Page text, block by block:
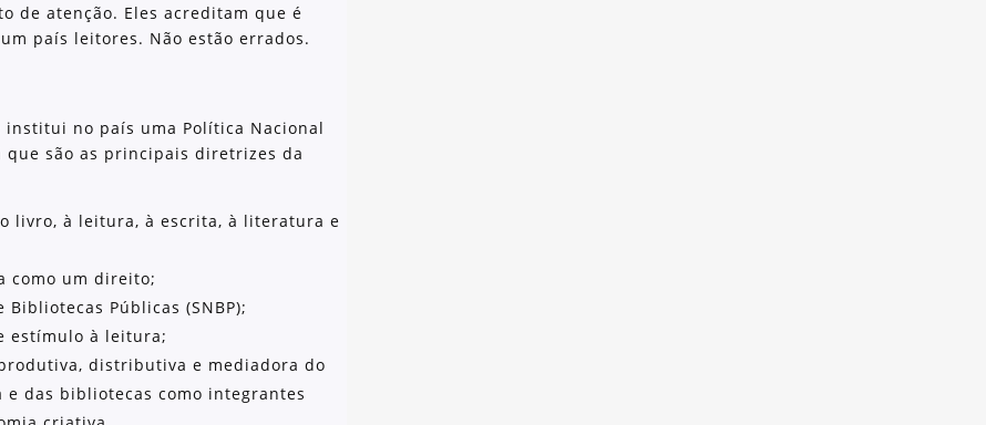
de atenção. Eles acreditam que é
país leitores. Não estão errados.
no país uma Política Nacional
que são as principais diretrizes da
livro, à leitura, à escrita, à literatura e
como um direito;
Públicas (SNBP);
estímulo à leitura;
distributiva e mediadora do
das bibliotecas como integrantes